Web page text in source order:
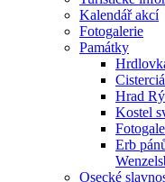
Kalendář akcí
Fotogalerie
Památky
Hrad
Kostel
Erb
Osecké